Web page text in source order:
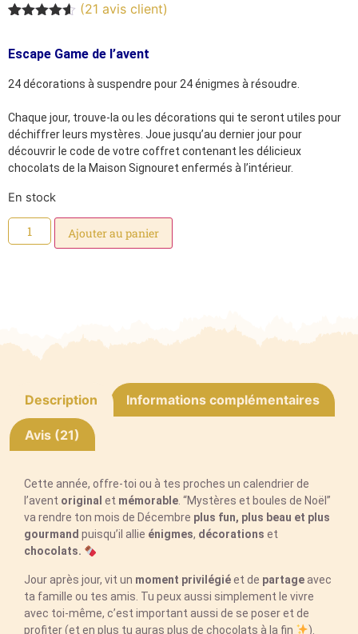
basé sur
client
(21 avis client)
Escape Game de l’avent
24 décorations à suspendre pour 24 énigmes à résoudre.
Chaque jour, trouve-la ou les décorations qui te seront utiles pour
déchiffrer leurs mystères. Joue jusqu’au dernier jour pour
découvrir le code de votre coffret contenant les délicieux
chocolats de la Maison Signouret enfermés à l’intérieur.
En stock
Ajouter au panier
Description Informations complémentaires
Avis (21)
Cette année, offre-toi ou à tes proches un calendrier de
l’avent original et mémorable. “Mystères et boules de Noël”
va rendre ton mois de Décembre plus fun, plus beau et plus
gourmand puisqu’il allie énigmes, décorations et
chocolats.
Jour après jour, vit un moment privilégiéet de partage avec
ta famille ou tes amis. Tu peux aussi simplement le vivre
avec toi-même, c’est important aussi de se poser et de
profiter (et en plus tu auras plus de chocolats à la fin
).